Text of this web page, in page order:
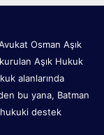
Osman Aşık
Aşık Hukuk
alanlarında
bu yana, Batman
destek